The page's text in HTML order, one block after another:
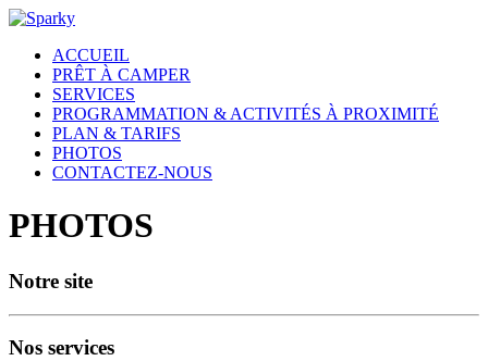
ACCUEIL
PRÊT À CAMPER
SERVICES
PROGRAMMATION & ACTIVITÉS À PROXIMITÉ
PLAN & TARIFS
PHOTOS
CONTACTEZ-NOUS
PHOTOS
Notre site
Nos services